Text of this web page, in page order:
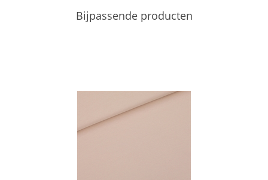
Bijpassende producten